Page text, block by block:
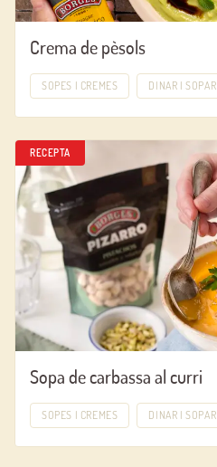
Crema de pèsols
SOPES I CREMES DINAR I SOPAR
RECEPTA
Sopa de carbassa al curri
SOPES I CREMES DINAR I SOPAR